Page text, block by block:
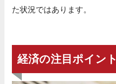
た状況ではあります。
経済の注目ポイント